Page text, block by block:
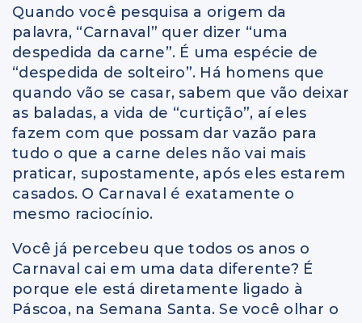
Quando você pesquisa a origem da
palavra, “Carnaval” quer dizer “uma
despedida da carne”. É uma espécie de
“despedida de solteiro”. Há homens que
quando vão se casar, sabem que vão deixar
as baladas, a vida de “curtição”, aí eles
fazem com que possam dar vazão para
tudo o que a carne deles não vai mais
praticar, supostamente, após eles estarem
casados. O Carnaval é exatamente o
mesmo raciocínio.
Você já percebeu que todos os anos o
Carnaval cai em uma data diferente? É
porque ele está diretamente ligado à
Páscoa, na Semana Santa. Se você olhar o